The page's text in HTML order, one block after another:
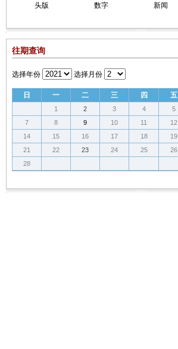
头版
数字
新闻
往期查询
选择年份 选择月份
日 一 二 三 四 五
1 2 3 4 5
7
8 9 10 11 12
14
15 16 17 18 19
21
22 23 24 25 26
28